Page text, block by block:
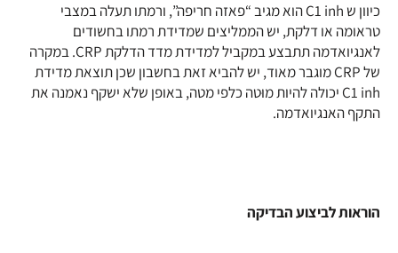
כיוון ש C1 inh הוא מגיב “פאזה חריפה”, ורמתו תעלה במצבי
טראומה או דלקת, יש הממליצים שמדידת רמתו בחשודים
לאנגיואדמה תתבצע במקביל למדידת מדד הדלקת CRP. במקרה
של CRP מוגבר מאוד, יש להביא זאת בחשבון שכן תוצאת מדידת
C1 inh יכולה להיות מוּטה כלפי מטה, באופן שלא ישקף נאמנה את
התקף האנגיואדמה.
הוראות לביצוע הבדיקה